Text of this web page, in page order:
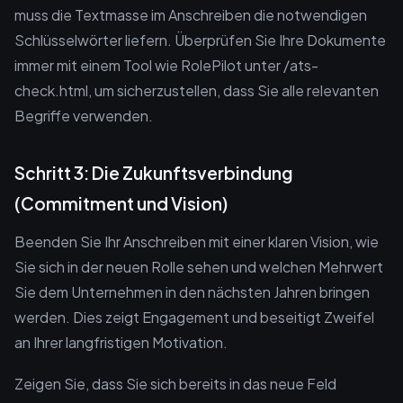
muss die Textmasse im Anschreiben die notwendigen
Schlüsselwörter liefern. Überprüfen Sie Ihre Dokumente
immer mit einem Tool wie RolePilot unter /ats-
check.html, um sicherzustellen, dass Sie alle relevanten
Begriffe verwenden.
Schritt 3: Die Zukunftsverbindung
(Commitment und Vision)
Beenden Sie Ihr Anschreiben mit einer klaren Vision, wie
Sie sich in der neuen Rolle sehen und welchen Mehrwert
Sie dem Unternehmen in den nächsten Jahren bringen
werden. Dies zeigt Engagement und beseitigt Zweifel
an Ihrer langfristigen Motivation.
Zeigen Sie, dass Sie sich bereits in das neue Feld